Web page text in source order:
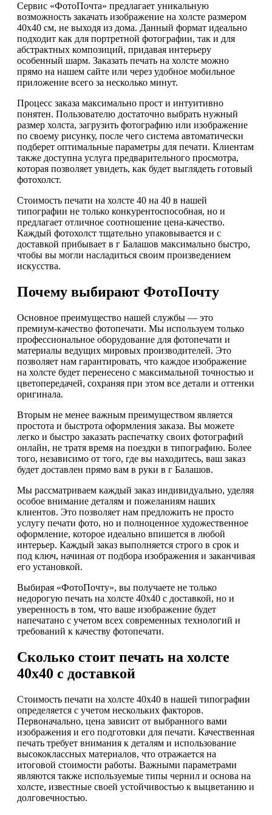
Сервис «ФотоПочта» предлагает уникальную
возможность закачать изображение на холсте размером
40х40 см, не выходя из дома. Данный формат идеально
подходит как для портретной фотографии, так и для
абстрактных композиций, придавая интерьеру
особенный шарм. Заказать печать на холсте можно
прямо на нашем сайте или через удобное мобильное
приложение всего за несколько минут.
Процесс заказа максимально прост и интуитивно
понятен. Пользователю достаточно выбрать нужный
размер холста, загрузить фотографию или изображение
по своему рисунку, после чего система автоматически
подберет оптимальные параметры для печати. Клиентам
также доступна услуга предварительного просмотра,
которая позволяет увидеть, как будет выглядеть готовый
фотохолст.
Стоимость печати на холсте 40 на 40 в нашей
типографии не только конкурентоспособная, но и
предлагает отличное соотношение цена-качество.
Каждый фотохолст тщательно упаковывается и с
доставкой прибывает в г Балашов максимально быстро,
чтобы вы могли насладиться своим произведением
искусства.
Почему выбирают ФотоПочту
Основное преимущество нашей службы — это
премиум-качество фотопечати. Мы используем только
профессиональное оборудование для фотопечати и
материалы ведущих мировых производителей. Это
позволяет нам гарантировать, что каждое изображение
на холсте будет перенесено с максимальной точностью и
цветопередачей, сохраняя при этом все детали и оттенки
оригинала.
Вторым не менее важным преимуществом является
простота и быстрота оформления заказа. Вы можете
легко и быстро заказать распечатку своих фотографий
онлайн, не тратя время на поездки в типографию. Более
того, независимо от того, где вы находитесь, ваш заказ
будет доставлен прямо вам в руки в г Балашов.
Мы рассматриваем каждый заказ индивидуально, уделяя
особое внимание деталям и пожеланиям наших
клиентов. Это позволяет нам предложить не просто
услугу печати фото, но и полноценное художественное
оформление, которое идеально впишется в любой
интерьер. Каждый заказ выполняется строго в срок и
под ключ, начиная от подбора изображения и заканчивая
его установкой.
Выбирая «ФотоПочту», вы получаете не только
недорогую печать на холсте 40х40 с доставкой, но и
уверенность в том, что ваше изображение будет
напечатано с учетом всех современных технологий и
требований к качеству фотопечати.
Сколько стоит печать на холсте
40х40 с доставкой
Стоимость печати на холсте 40х40 в нашей типографии
определяется с учетом нескольких факторов.
Первоначально, цена зависит от выбранного вами
изображения и его подготовки для печати. Качественная
печать требует внимания к деталям и использование
высококлассных материалов, что отражается на
итоговой стоимости работы. Важными параметрами
являются также используемые типы чернил и основа на
холсте, известные своей устойчивостью к выцветанию и
долговечностью.